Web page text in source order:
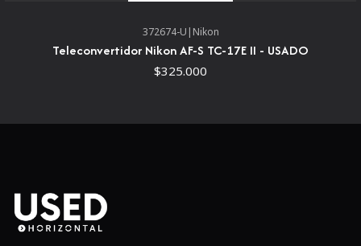
por su brillante apertura máxima constante f/2.8, así
como por sus sofisticados diseños físicos y ópticos. . Con
franjas de color y las aberraciones cromáticas para una
y las imágenes fantasma.
Como complemento de los recursos ópticos, este 70-200
372674-U | Nikon
Teleconvertidor Nikon AF-S TC-17E II - USADO
$325.000